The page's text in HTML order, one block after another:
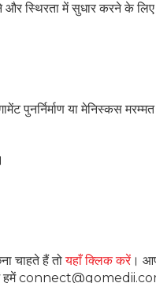
स्थिरता में सुधार करने के लिए
पुनर्निर्माण या मेनिस्कस
चाहते हैं तोयहाँ क्लिक करें।